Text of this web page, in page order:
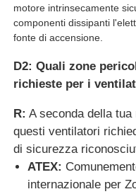
motore intrinsecamente
componenti dissipanti
fonte di accensione.
D2: Quali zone
richieste per i
R: A seconda della
questi ventilatori
di sicurezza
ATEX:
internazionale per